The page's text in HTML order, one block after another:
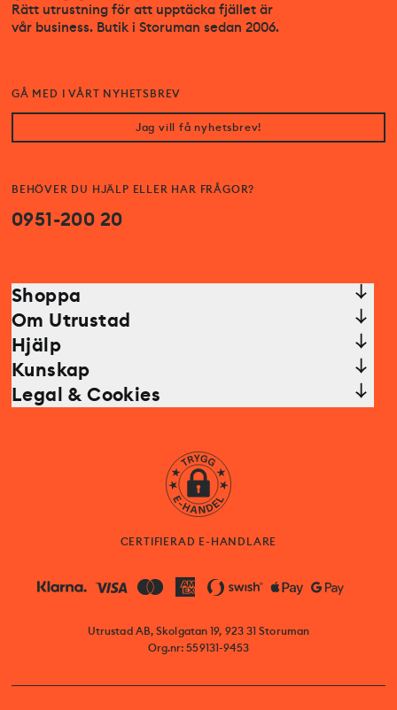
Rätt utrustning för att upptäcka fjället är
vår business. Butik i Storuman sedan 2006.
BEHÖVER DU HJÄLP ELLER HAR FRÅGOR?
0951-200 20
GÅ MED I VÅRT NYHETSBREV
Jag vill få nyhetsbrev!
Shoppa
Om Utrustad
Hjälp
Kunskap
Legal & Cookies
CERTIFIERAD E-HANDLARE
Utrustad AB, Skolgatan 19, 923 31 Storuman
Org.nr: 559131-9453